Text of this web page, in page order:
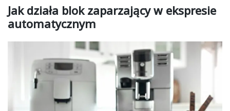
Jak działa blok zaparzający w ekspresie
automatycznym